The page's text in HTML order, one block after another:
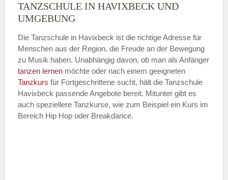
TANZSCHULE IN HAVIXBECK UND
UMGEBUNG
Die Tanzschule in Havixbeck ist die richtige Adresse für
Menschen aus der Region, die Freude an der Bewegung
zu Musik haben. Unabhängig davon, ob man als Anfänger
tanzen lernen möchte oder nach einem geeigneten
Tanzkurs für Fortgeschrittene sucht, hält die Tanzschule
Havixbeck passende Angebote bereit. Mitunter gibt es
auch speziellere Tanzkurse, wie zum Beispiel ein Kurs im
Bereich Hip Hop oder Breakdance.